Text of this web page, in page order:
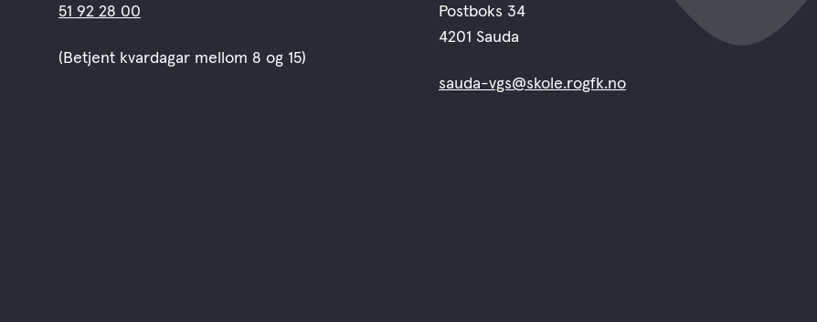
51 92 28 00
(Betjent kvardagar mellom 8 og 15)
Postboks 34
4201 Sauda
sauda-vgs@skole.rogfk.no